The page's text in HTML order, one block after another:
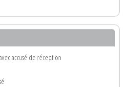
accusé de réception